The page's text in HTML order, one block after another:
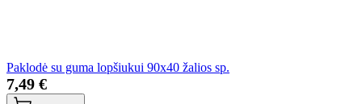
Paklodė su guma lopšiukui 90x40 žalios sp.
7,49 €